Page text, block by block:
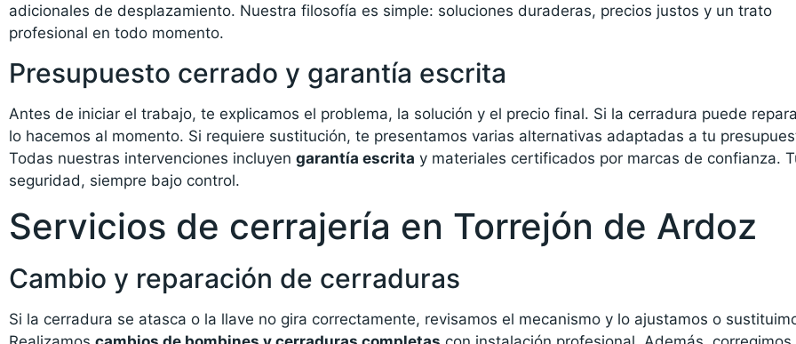
adicionales de desplazamiento. Nuestra filosofía es simple: soluciones duraderas, precios justos y un trato
profesional en todo momento.
Presupuesto cerrado y garantía escrita
Antes de iniciar el trabajo, te explicamos el problema, la solución y el precio final. Si la cerradura puede
lo hacemos al momento. Si requiere sustitución, te presentamos varias alternativas adaptadas a tu
Todas nuestras intervenciones incluyen garantía escrita y materiales certificados por marcas de confianza.
seguridad, siempre bajo control.
Servicios de cerrajería en Torrejón de Ardoz
Cambio y reparación de cerraduras
Si la cerradura se atasca o la llave no gira correctamente, revisamos el mecanismo y lo ajustamos o